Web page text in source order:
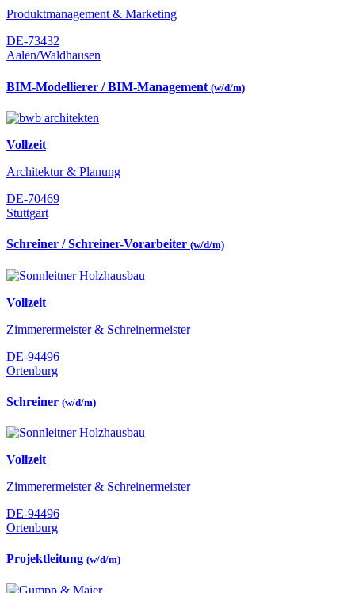
Produktmanagement & Marketing
DE-73432
Aalen/Waldhausen
BIM-Modellierer / BIM-Management (w/d/m)
Vollzeit
Architektur & Planung
DE-70469
Stuttgart
Schreiner / Schreiner-Vorarbeiter (w/d/m)
Vollzeit
Zimmerermeister & Schreinermeister
DE-94496
Ortenburg
Schreiner (w/d/m)
Vollzeit
Zimmerermeister & Schreinermeister
DE-94496
Ortenburg
Projektleitung (w/d/m)